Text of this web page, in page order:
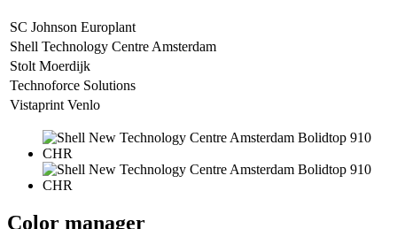
SC Johnson Europlant
Shell Technology Centre Amsterdam
Stolt Moerdijk
Technoforce Solutions
Vistaprint Venlo
Color manager